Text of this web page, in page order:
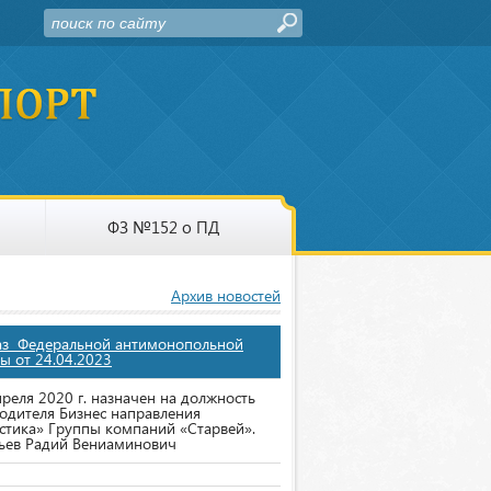
ФЗ №152 о ПД
Архив новостей
Федеральной антимонопольной
от 24.04.2023
2020 г. назначен на должность
Бизнес направления
Группы компаний «Старвей».
Радий Вениаминович